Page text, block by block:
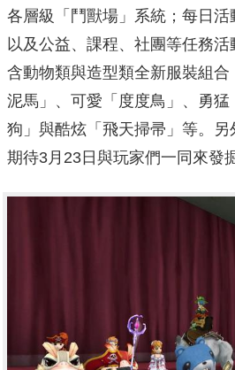
各層級「鬥獸場」系統；每日活
以及公益、課程、社團等任務
含動物類與造型類全新服裝組
泥馬」、可愛「度度鳥」、勇
狗」與酷炫「飛天掃帚」等。另
期待3月23日與玩家們一同來發